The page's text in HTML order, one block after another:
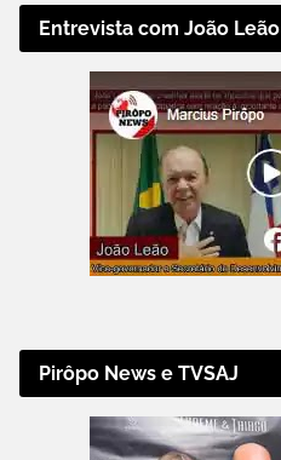
Entrevista com João Leão
Pirôpo News e TVSAJ